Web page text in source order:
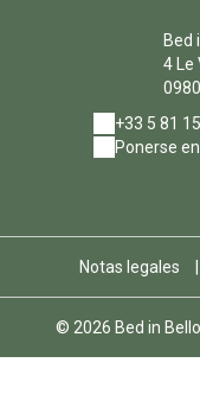
Bed
4 Le
+33 5 81
Ponerse
Notas legales
© 2026 Bed in